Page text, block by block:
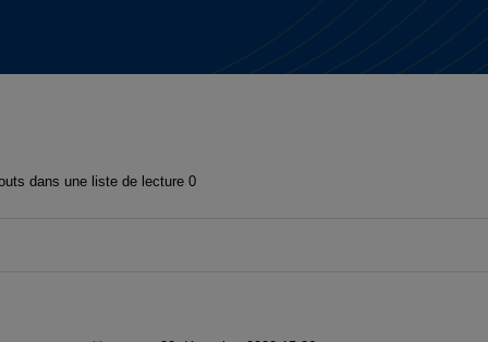
dans une liste de lecture 0